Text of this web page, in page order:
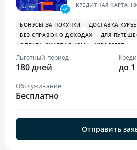
БОНУСЫ ЗА ПОКУПКИ
ДОСТАВКА
БЕЗ СПРАВОК О ДОХОДАХ
ДЛЯ
ОПЛАТА СМАРТФОНОМ
MIRACCEPT
БОНУСЫ ЗА МЕДИЦИНСКИЕ УСЛУГИ
Льготный период
180 дней до
Обслуживание
Бесплатно
Отправить